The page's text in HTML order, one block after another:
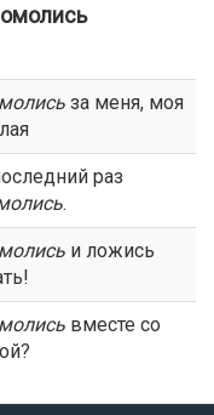
за меня, моя
раз
.
и ложись
вместе со